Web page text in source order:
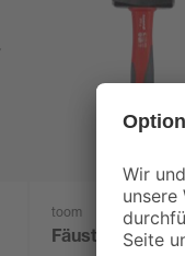
toom
Fäustel 800 g